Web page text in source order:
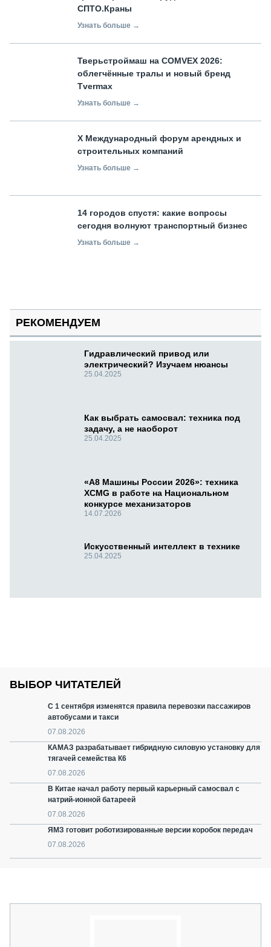
СПТО.Краны
Узнать больше →
Тверьстроймаш на COMVEX 2026:
облегчённые тралы и новый бренд
Tvermax
Узнать больше →
X Международный форум арендных и
строительных компаний
Узнать больше →
14 городов спустя: какие вопросы
сегодня волнуют транспортный бизнес
Узнать больше →
РЕКОМЕНДУЕМ
Гидравлический привод или
электрический? Изучаем нюансы
25.04.2025
Как выбрать самосвал: техника под
задачу, а не наоборот
25.04.2025
«А8 Машины России 2026»: техника
XCMG в работе на Национальном
конкурсе механизаторов
14.07.2026
Искусственный интеллект в технике
25.04.2025
ВЫБОР ЧИТАТЕЛЕЙ
С 1 сентября изменятся правила перевозки пассажиров
автобусами и такси
07.08.2026
КАМАЗ разрабатывает гибридную силовую установку для
тягачей семейства К6
07.08.2026
В Китае начал работу первый карьерный самосвал с
натрий-ионной батареей
07.08.2026
ЯМЗ готовит роботизированные версии коробок передач
07.08.2026